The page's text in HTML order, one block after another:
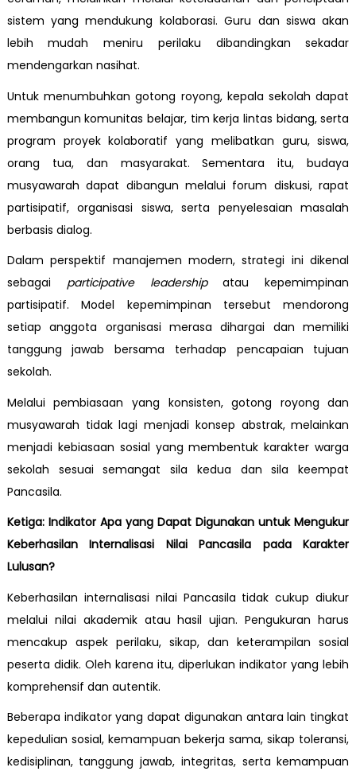
sistem yang mendukung kolaborasi. Guru dan siswa akan
lebih mudah meniru perilaku dibandingkan sekadar
mendengarkan nasihat.
Untuk menumbuhkan gotong royong, kepala sekolah dapat
membangun komunitas belajar, tim kerja lintas bidang, serta
program proyek kolaboratif yang melibatkan guru, siswa,
orang tua, dan masyarakat. Sementara itu, budaya
musyawarah dapat dibangun melalui forum diskusi, rapat
partisipatif, organisasi siswa, serta penyelesaian masalah
berbasis dialog.
Dalam perspektif manajemen modern, strategi ini dikenal
sebagai participative leadershipatau kepemimpinan
partisipatif. Model kepemimpinan tersebut mendorong
setiap anggota organisasi merasa dihargai dan memiliki
tanggung jawab bersama terhadap pencapaian tujuan
sekolah.
Melalui pembiasaan yang konsisten, gotong royong dan
musyawarah tidak lagi menjadi konsep abstrak, melainkan
menjadi kebiasaan sosial yang membentuk karakter warga
sekolah sesuai semangat sila kedua dan sila keempat
Pancasila.
Ketiga: Indikator Apa yang Dapat Digunakan untuk Mengukur
Keberhasilan Internalisasi Nilai Pancasila pada Karakter
Lulusan?
Keberhasilan internalisasi nilai Pancasila tidak cukup diukur
melalui nilai akademik atau hasil ujian. Pengukuran harus
mencakup aspek perilaku, sikap, dan keterampilan sosial
peserta didik. Oleh karena itu, diperlukan indikator yang lebih
komprehensif dan autentik.
Beberapa indikator yang dapat digunakan antara lain tingkat
kepedulian sosial, kemampuan bekerja sama, sikap toleransi,
kedisiplinan, tanggung jawab, integritas, serta kemampuan